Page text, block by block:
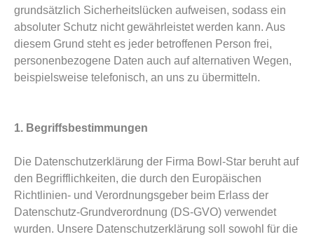
grundsätzlich Sicherheitslücken aufweisen, sodass ein
absoluter Schutz nicht gewährleistet werden kann. Aus
diesem Grund steht es jeder betroffenen Person frei,
personenbezogene Daten auch auf alternativen Wegen,
beispielsweise telefonisch, an uns zu übermitteln.
1. Begriffsbestimmungen
Die Datenschutzerklärung der Firma Bowl-Star beruht auf
den Begrifflichkeiten, die durch den Europäischen
Richtlinien- und Verordnungsgeber beim Erlass der
Datenschutz-Grundverordnung (DS-GVO) verwendet
wurden. Unsere Datenschutzerklärung soll sowohl für die